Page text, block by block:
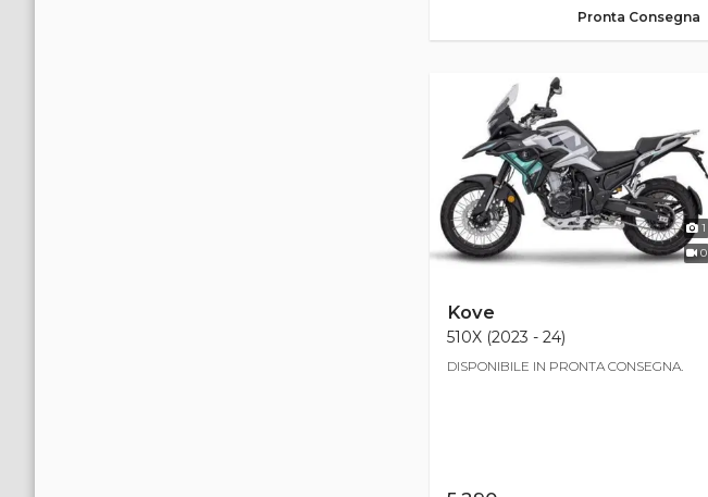
Pronta Consegna
1
0
Kove
510X (2023 - 24)
DISPONIBILE IN PRONTA CONSEGNA.